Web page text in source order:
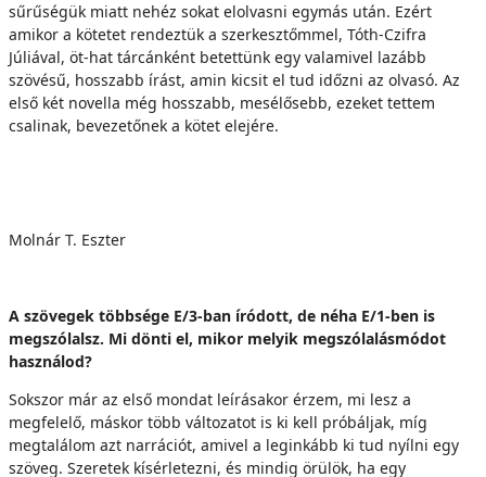
sűrűségük miatt nehéz sokat elolvasni egymás után. Ezért
amikor a kötetet rendeztük a szerkesztőmmel, Tóth-Czifra
Júliával, öt-hat tárcánként betettünk egy valamivel lazább
szövésű, hosszabb írást, amin kicsit el tud időzni az olvasó. Az
első két novella még hosszabb, mesélősebb, ezeket tettem
csalinak, bevezetőnek a kötet elejére.
Molnár T. Eszter
A szövegek többsége E/3-ban íródott, de néha E/1-ben is
megszólalsz. Mi dönti el, mikor melyik megszólalásmódot
használod?
Sokszor már az első mondat leírásakor érzem, mi lesz a
megfelelő, máskor több változatot is ki kell próbáljak, míg
megtalálom azt narrációt, amivel a leginkább ki tud nyílni egy
szöveg. Szeretek kísérletezni, és mindig örülök, ha egy